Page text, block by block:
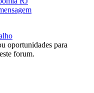
oportunidades para
forum.